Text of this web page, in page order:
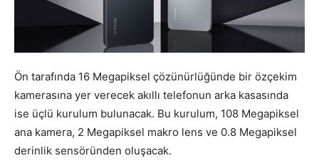
Ön tarafında 16 Megapiksel çözünürlüğünde bir özçekim
kamerasına yer verecek akıllı telefonun arka kasasında
ise üçlü kurulum bulunacak. Bu kurulum, 108 Megapiksel
ana kamera, 2 Megapiksel makro lens ve 0.8 Megapiksel
derinlik sensöründen oluşacak.